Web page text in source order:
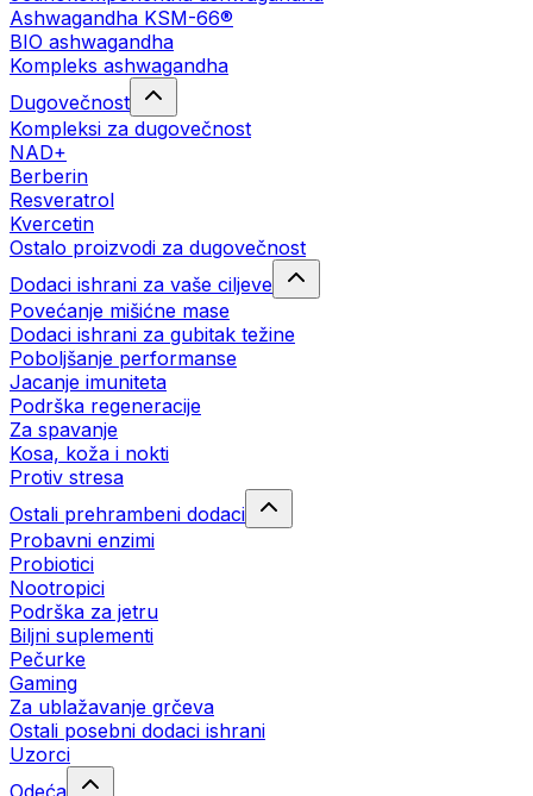
Ashwagandha KSM-66®
BIO ashwagandha
Kompleks ashwagandha
Dugovečnost
Kompleksi za dugovečnost
NAD+
Berberin
Resveratrol
Kvercetin
Ostalo proizvodi za dugovečnost
Dodaci ishrani za vaše ciljeve
Povećanje mišićne mase
Dodaci ishrani za gubitak težine
Poboljšanje performanse
Jacanje imuniteta
Podrška regeneracije
Za spavanje
Kosa, koža i nokti
Protiv stresa
Ostali prehrambeni dodaci
Probavni enzimi
Probiotici
Nootropici
Podrška za jetru
Biljni suplementi
Pečurke
Gaming
Za ublažavanje grčeva
Ostali posebni dodaci ishrani
Uzorci